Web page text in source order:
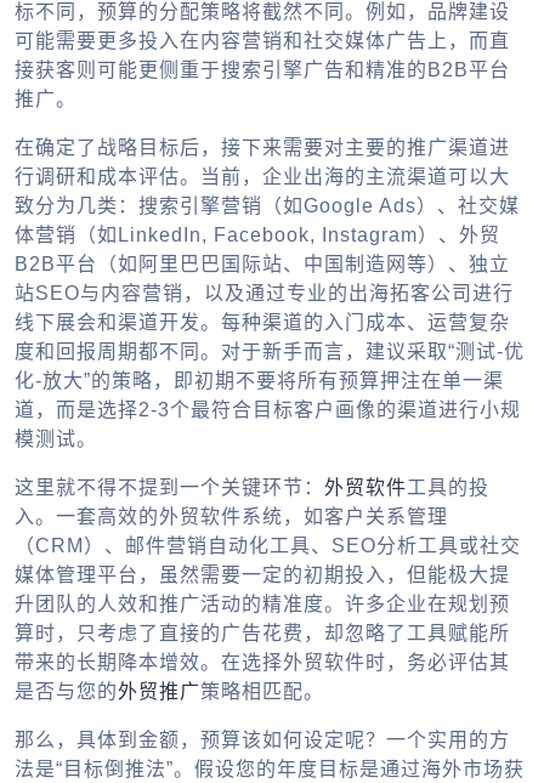
标不同，预算的分配策略将截然不同。例如，品牌建设
可能需要更多投入在内容营销和社交媒体广告上，而直
接获客则可能更侧重于搜索引擎广告和精准的B2B平台
推广。
在确定了战略目标后，接下来需要对主要的推广渠道进
行调研和成本评估。当前，企业出海的主流渠道可以大
致分为几类：搜索引擎营销（如Google Ads）、社交媒
体营销（如LinkedIn, Facebook, Instagram）、外贸
B2B平台（如阿里巴巴国际站、中国制造网等）、独立
站SEO与内容营销，以及通过专业的出海拓客公司进行
线下展会和渠道开发。每种渠道的入门成本、运营复杂
度和回报周期都不同。对于新手而言，建议采取“测试-优
化-放大”的策略，即初期不要将所有预算押注在单一渠
道，而是选择2-3个最符合目标客户画像的渠道进行小规
模测试。
这里就不得不提到一个关键环节： 外贸软件工具的投
入。一套高效的外贸软件系统，如客户关系管理
（CRM）、邮件营销自动化工具、SEO分析工具或社交
媒体管理平台，虽然需要一定的初期投入，但能极大提
升团队的人效和推广活动的精准度。许多企业在规划预
算时，只考虑了直接的广告花费，却忽略了工具赋能所
带来的长期降本增效。在选择外贸软件时，务必评估其
是否与您的外贸推广策略相匹配。
那么，具体到金额，预算该如何设定呢？一个实用的方
法是“目标倒推法”。假设您的年度目标是通过海外市场获